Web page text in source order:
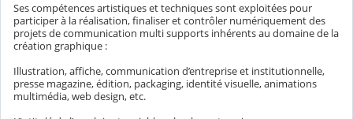
Ses compétences artistiques et techniques sont exploitées pour
participer à la réalisation, finaliser et contrôler numériquement des
projets de communication multi supports inhérents au domaine de la
création graphique :
Illustration, affiche, communication d’entreprise et institutionnelle,
presse magazine, édition, packaging, identité visuelle, animations
multimédia, web design, etc.